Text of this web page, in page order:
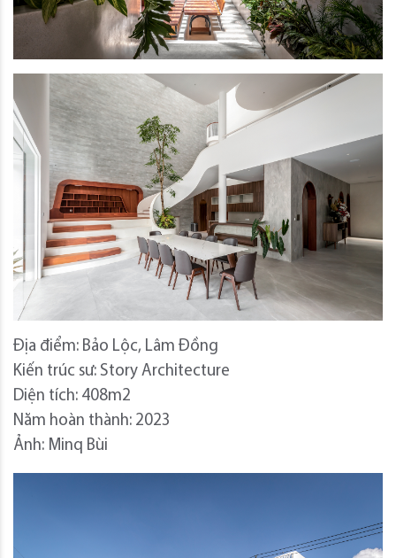
Địa điểm: Bảo Lộc, Lâm Đồng
Kiến trúc sư: Story Architecture
Diện tích: 408m2
Năm hoàn thành: 2023
Ảnh: Minq Bùi